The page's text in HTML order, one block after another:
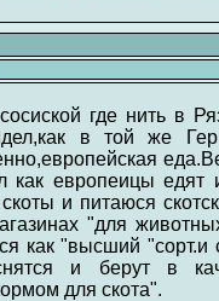
где нить в
в той же
как европеицы
и питаюся
"для
как "высший
и берут в
для скота".